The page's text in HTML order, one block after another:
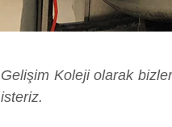
Gelişim Koleji olarak
isteriz.